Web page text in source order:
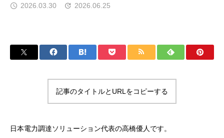
2026.03.30 2026.06.25
記事のタイトルとURLをコピーする
日本電力調達ソリューション代表の高橋優人です。